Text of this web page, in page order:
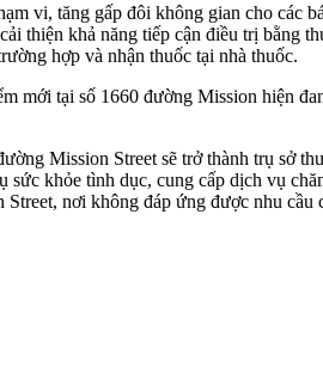
vi, tăng gấp đôi không gian cho các
thiện khả năng tiếp cận điều trị
hợp và nhận thuốc tại nhà thuốc.
mới tại số 1660 đường Mission hiện
Mission Street sẽ trở thành trụ sở
khỏe tình dục, cung cấp dịch vụ
nơi không đáp ứng được nhu cầu